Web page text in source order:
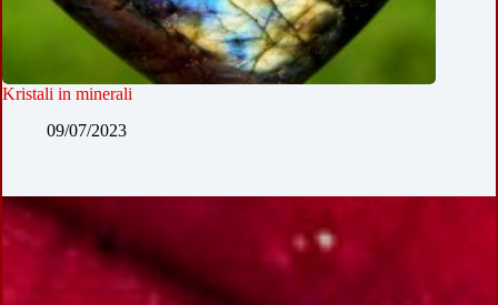
Kristali in minerali
09/07/2023